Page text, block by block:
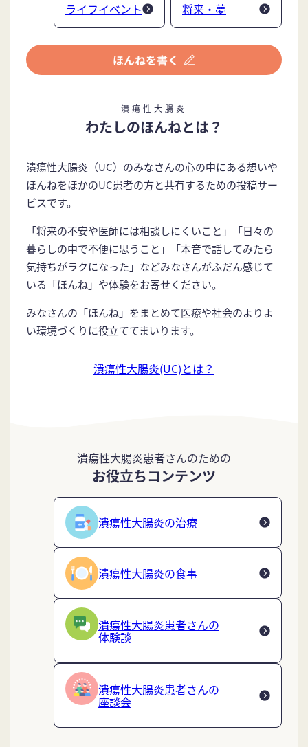
ライフイベント 将来・夢
潰瘍性大腸炎
わたしのほんねとは？
潰瘍性大腸炎（UC）のみなさんの心の中にある想いや
ほんねをほかのUC患者の方と共有するための投稿サー
ビスです。
「将来の不安や医師には相談しにくいこと」「日々の
暮らしの中で不便に思うこと」「本音で話してみたら
気持ちがラクになった」などみなさんがふだん感じて
いる「ほんね」や体験をお寄せください。
みなさんの「ほんね」をまとめて医療や社会のよりよ
い環境づくりに役立ててまいります。
潰瘍性大腸炎(UC)とは？
潰瘍性大腸炎患者さんのための
お役立ちコンテンツ
潰瘍性大腸炎の治療
潰瘍性大腸炎の食事
潰瘍性大腸炎患者さんの
体験談
潰瘍性大腸炎患者さんの
座談会